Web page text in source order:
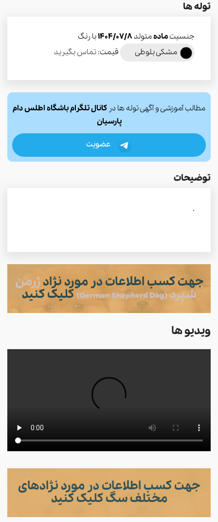
توله ها
جنسیتمادهمتولد1404/07/8با رنگ
مشکی بلوطی
قیمت:تماس بگیرید
مطالب آموزشی و آگهی توله ها در کانال تلگرام باشگاه اطلس دام
پارسیان
عضویت
توضیحات
.
جهت کسب اطلاعات در مورد نژادژرمن
شپرد (German Shepherd Dog) کلیک کنید
ویدیو ها
جهت کسب اطلاعات در مورد نژادهای
مختلف سگ کلیک کنید